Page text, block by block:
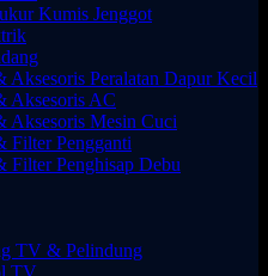
Kumis Jenggot
Aksesoris Peralatan Dapur Kecil
Aksesoris AC
Aksesoris Mesin Cuci
Filter Pengganti
Filter Penghisap Debu
TV & Pelindung
TV